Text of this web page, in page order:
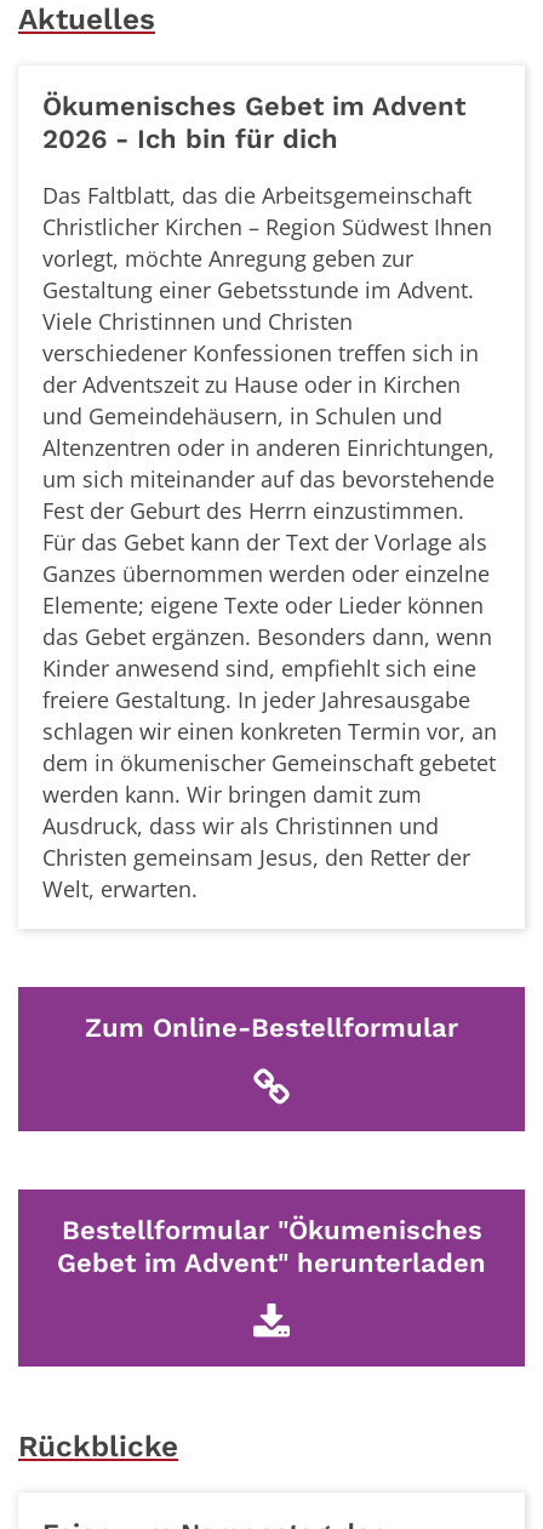
Aktuelles
Ökumenisches Gebet im Advent
2026 - Ich bin für dich
Das Faltblatt, das die Arbeitsgemeinschaft
Christlicher Kirchen – Region Südwest Ihnen
vorlegt, möchte Anregung geben zur
Gestaltung einer Gebetsstunde im Advent.
Viele Christinnen und Christen
verschiedener Konfessionen treffen sich in
der Adventszeit zu Hause oder in Kirchen
und Gemeindehäusern, in Schulen und
Altenzentren oder in anderen Einrichtungen,
um sich miteinander auf das bevorstehende
Fest der Geburt des Herrn einzustimmen.
Für das Gebet kann der Text der Vorlage als
Ganzes übernommen werden oder einzelne
Elemente; eigene Texte oder Lieder können
das Gebet ergänzen. Besonders dann, wenn
Kinder anwesend sind, empfiehlt sich eine
freiere Gestaltung. In jeder Jahresausgabe
schlagen wir einen konkreten Termin vor, an
dem in ökumenischer Gemeinschaft gebetet
werden kann. Wir bringen damit zum
Ausdruck, dass wir als Christinnen und
Christen gemeinsam Jesus, den Retter der
Welt, erwarten.
Zum Online-Bestellformular
Bestellformular "Ökumenisches
Gebet im Advent" herunterladen
Rückblicke